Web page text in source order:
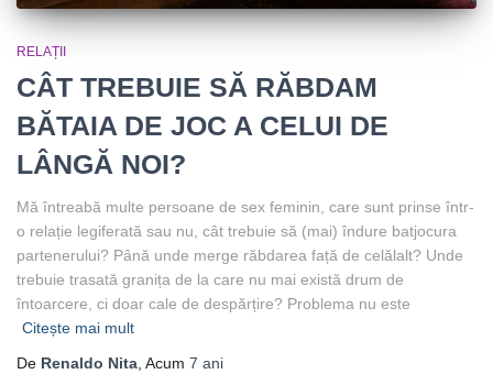
RELAȚII
CÂT TREBUIE SĂ RĂBDAM
BĂTAIA DE JOC A CELUI DE
LÂNGĂ NOI?
Mă întreabă multe persoane de sex feminin, care sunt prinse într-
o relație legiferată sau nu, cât trebuie să (mai) îndure batjocura
partenerului? Până unde merge răbdarea față de celălalt? Unde
trebuie trasată granița de la care nu mai există drum de
întoarcere, ci doar cale de despărțire? Problema nu este
Citește mai mult
De Renaldo Nita, Acum 7 ani